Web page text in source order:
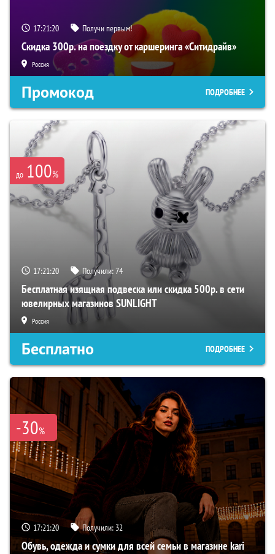
17:21:19 Получи первым!
Скидка 300р. на поездку от каршеринга «Ситидрайв»
Россия
Промокод ПОДРОБНЕЕ
до 100%
17:21:19 Получили:74
Бесплатная изящная подвеска или скидка 500р. в сети
ювелирных магазинов SUNLIGHT
Россия
Бесплатно ПОДРОБНЕЕ
-30%
17:21:19 Получили: 32
Обувь, одежда и сумки для всей семьи в магазине kari